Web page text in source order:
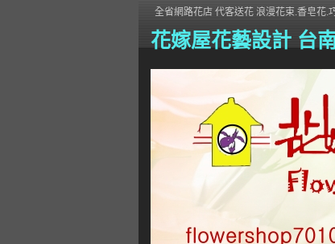
花嫁屋花藝設計 台
全省網路花店 代客送花 浪漫花束.香皂花.